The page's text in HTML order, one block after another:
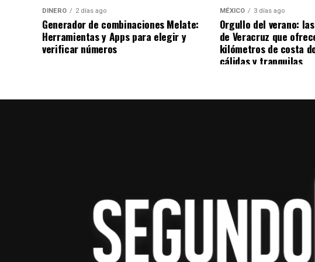
Según el edil, estas medidas permitieron contener
alcanzaran la totalidad del depósito, donde se
lo que habría representado un riesgo mayor para la
Finalmente, reiteró que el Gobierno Municipal
la investigación para determinar las causas del
tiempo que informó que los trabajos de enfriamiento
características de la combustión de los neumáticos.
DINERO 2 días ago
Generador de combinaciones Melate:
Herramientas y Apps para elegir y
verificar números
MÉXICO 3 días ago
Orgullo del verano:
de Veracruz que
kilómetros de costa
cálidas y tranquilas